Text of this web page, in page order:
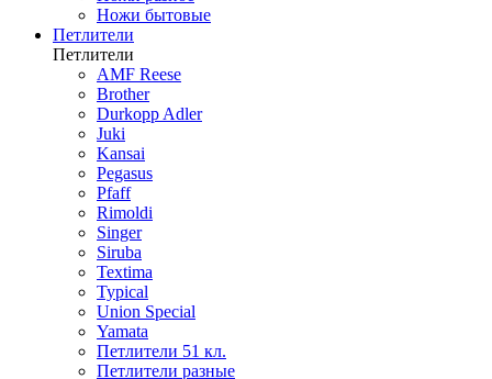
Ножи бытовые
Петлители
Петлители
AMF Reese
Brother
Durkopp Adler
Juki
Kansai
Pegasus
Pfaff
Rimoldi
Singer
Siruba
Textima
Typical
Union Special
Yamata
Петлители 51 кл.
Петлители разные